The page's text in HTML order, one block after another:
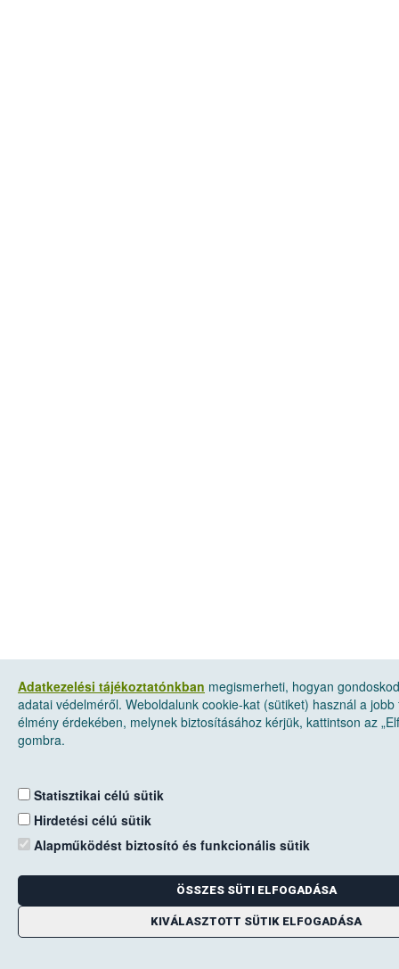
Adatkezelési tájékoztatónkban megismerheti, hogyan
adatai védelméről. Weboldalunk cookie-kat (sütiket) használ a jobb
élmény érdekében, melynek biztosításához kérjük, kattintson az
gombra.
Statisztikai célú sütik
Hirdetési célú sütik
Alapműködést biztosító és funkcionális sütik
ÖSSZES SÜTI ELFOGADÁSA
KIVÁLASZTOTT SÜTIK ELFOGADÁSA